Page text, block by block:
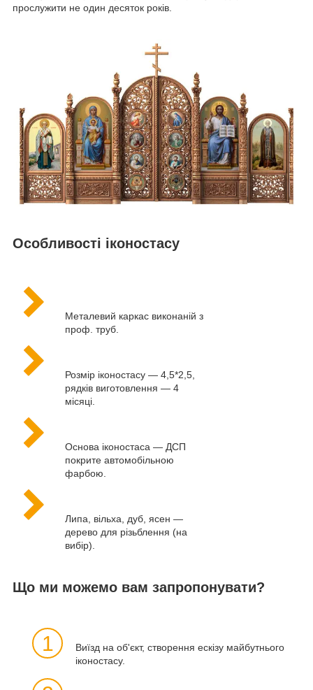
прослужити не один десяток років.
Особливості іконостасу
Металевий каркас виконаній з
проф. труб.
Розмір іконостасу — 4,5*2,5,
рядків виготовлення — 4
місяці.
Основа іконостаса — ДСП
покрите автомобільною
фарбою.
Липа, вільха, дуб, ясен —
дерево для різьблення (на
вибір).
Що ми можемо вам запропонувати?
1
Виїзд на об'єкт, створення ескізу майбутнього
іконостасу.